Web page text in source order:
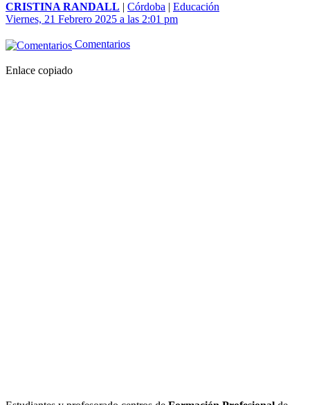
CRISTINA RANDALL | Córdoba | Educación
Viernes, 21 Febrero 2025 a las 2:01 pm
Comentarios
Enlace copiado